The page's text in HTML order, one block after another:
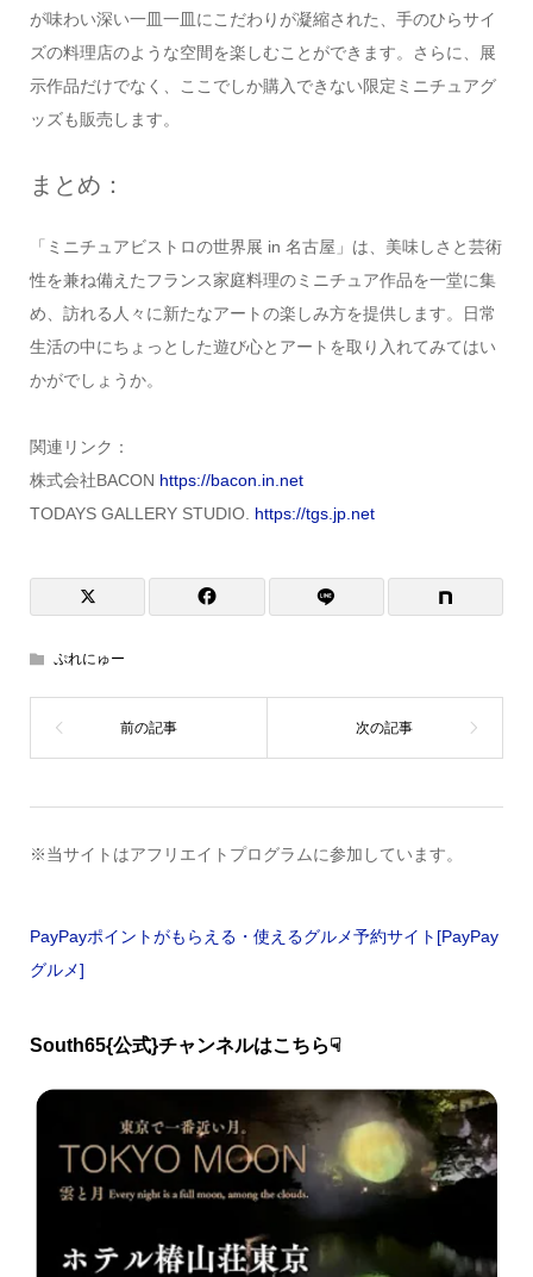
が味わい深い一皿一皿にこだわりが凝縮された、手のひらサイ
ズの料理店のような空間を楽しむことができます。さらに、展
示作品だけでなく、ここでしか購入できない限定ミニチュアグ
ッズも販売します。
まとめ：
「ミニチュアビストロの世界展 in 名古屋」は、美味しさと芸術
性を兼ね備えたフランス家庭料理のミニチュア作品を一堂に集
め、訪れる人々に新たなアートの楽しみ方を提供します。日常
生活の中にちょっとした遊び心とアートを取り入れてみてはい
かがでしょうか。
関連リンク：
株式会社BACON https://bacon.in.net
TODAYS GALLERY STUDIO. https://tgs.jp.net
ぷれにゅー
※当サイトはアフリエイトプログラムに参加しています。
PayPayポイントがもらえる・使えるグルメ予約サイト[PayPay
グルメ]
South65{公式}チャンネルはこちら☟